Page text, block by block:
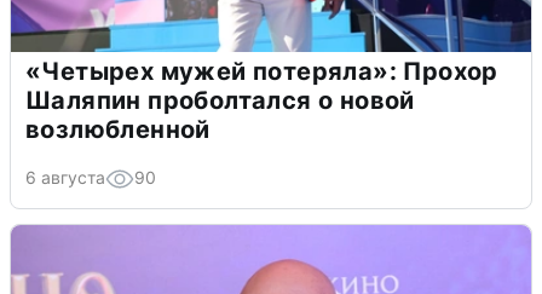
«Четырех мужей потеряла»: Прохор
Шаляпин проболтался о новой
возлюбленной
6 августа 90